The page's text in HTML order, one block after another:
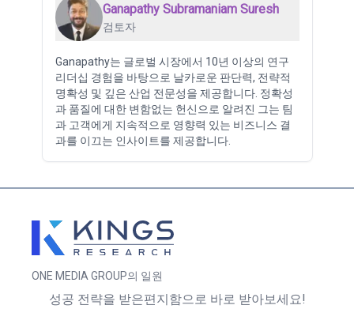
Ganapathy Subramaniam Suresh
검토자
Ganapathy는 글로벌 시장에서 10년 이상의 연구
리더십 경험을 바탕으로 날카로운 판단력, 전략적
명확성 및 깊은 산업 전문성을 제공합니다. 정확성
과 품질에 대한 변함없는 헌신으로 알려진 그는 팀
과 고객에게 지속적으로 영향력 있는 비즈니스 결
과를 이끄는 인사이트를 제공합니다.
ONE MEDIA GROUP의 일원
성공 전략을 받은편지함으로 바로 받아보세요!